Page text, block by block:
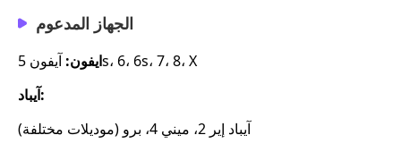
الجهاز المدعوم
ايفون:آيفون 5s، 6، 6s، 7، 8، X
آيباد:
آيباد إير 2، ميني 4، برو (موديلات مختلفة)